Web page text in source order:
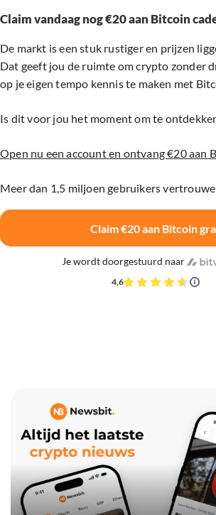
Claim vandaag nog €20 aan Bitcoin
De markt is een stuk rustiger en prijzen
Dat geeft jou de ruimte om crypto zonder
op je eigen tempo kennis te maken met
Is dit voor jou het moment om te
Open nu een account en ontvang €20 aan
Meer dan 1,5 miljoen gebruikers
Claim €20 aan Bitcoin
Je wordt doorgestuurd naar
4,6